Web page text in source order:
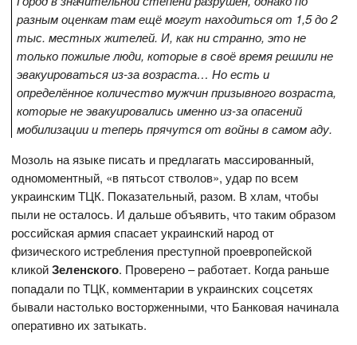
разным оценкам там ещё могут находиться от 1,5 до 2
тыс. местных жителей. И, как ни странно, это не
только пожилые люди, которые в своё время решили не
эвакуироваться из-за возраста… Но есть и
определённое количество мужчин призывного возраста,
которые не эвакуировались именно из-за опасений
мобилизации и теперь прячутся от войны в самом аду.
Мозоль на языке писать и предлагать массированный,
одномоментный, «в пятьсот стволов», удар по всем
украинским ТЦК. Показательный, разом. В хлам, чтобы
пыли не осталось. И дальше объявить, что таким образом
российская армия спасает украинский народ от
физического истребления преступной проевропейской
кликойЗеленского. Проверено – работает. Когда раньше
попадали по ТЦК, комментарии в украинских соцсетях
бывали настолько восторженными, что Банковая начинала
оперативно их затыкать.